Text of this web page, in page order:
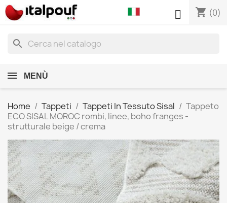
shopping_cart (0)

search
MENÙ
Home Tappeti Tappeti In Tessuto Sisal
Tappeto
ECO SISAL MOROC rombi, linee, boho franges -
strutturale beige / crema